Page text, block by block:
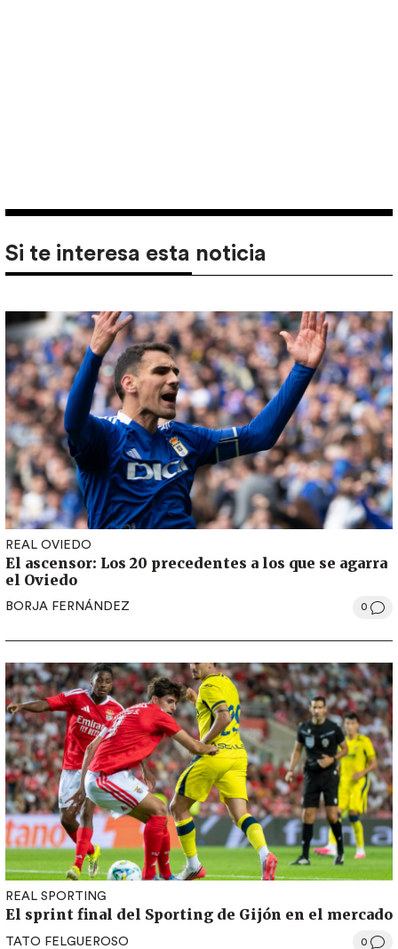
Si te interesa esta noticia
REAL OVIEDO
El ascensor: Los 20 precedentes a los que se agarra
el Oviedo
BORJA FERNÁNDEZ 0
REAL SPORTING
El sprint final del Sporting de Gijón en el mercado
TATO FELGUEROSO 0